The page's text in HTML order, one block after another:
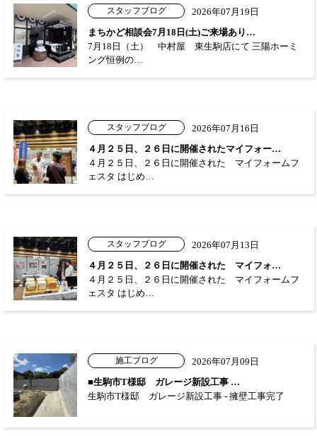
スタッフブログ
2026年07月19日
まちかど相談会7月18日(土)ご来場あり…
7月18日（土） 中村屋 東生駒店にて 三陽ホーミ
ング恒例の…
スタッフブログ
2026年07月16日
４月２５日、２６日に開催されたマイフォー…
４月２５日、２６日に開催された マイフォームフ
ェスタ はじめ…
スタッフブログ
2026年07月13日
４月２５日、２６日に開催された マイフォ…
４月２５日、２６日に開催された マイフォームフ
ェスタ はじめ…
施工ブログ
2026年07月09日
■生駒市T様邸 ガレージ新設工事 …
生駒市T様邸 ガレージ新設工事 - 擁壁工事完了